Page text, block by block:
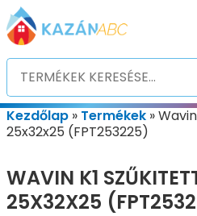
Kezdőlap » Termékek »
25x32x25 (FPT253225)
WAVIN K1
25X32X25